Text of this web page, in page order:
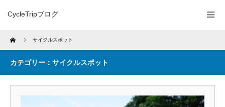
CycleTripブログ
Home サイクルスポット
カテゴリー：サイクルスポット